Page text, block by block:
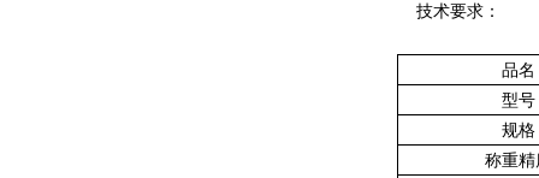
技术要求：
品名
型号
规格
称重精